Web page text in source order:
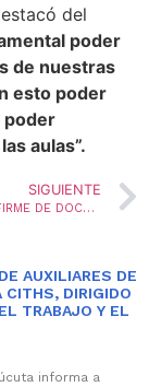
del
poder
de nuestras
esto poder
poder
aulas”.
SIGUIENTE
LISTADO EN FIRME DE DOCENTES QUE INTERPUSIERON RECLAMACIÓN FRENTE A LOS RESULTADOS DEL CONCURSO DE ASCENSO Y QUE POSTERIORMENTE FUERON APROBADOS
AUXILIARES DE
DIRIGIDO
TRABAJO Y EL
informa a